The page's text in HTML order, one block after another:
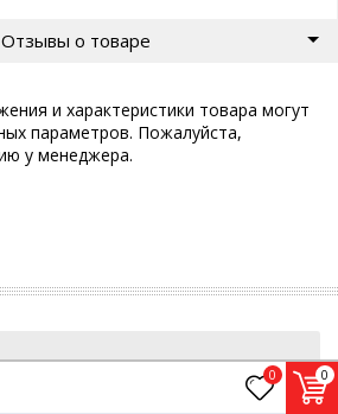
0 0
Отзывы о товаре
и характеристики товара могут
параметров. Пожалуйста,
у менеджера.